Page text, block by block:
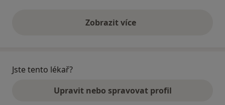
Zobrazit vícevýše uvedené názory
Jste tento lékař?
Upravit nebo spravovat profil